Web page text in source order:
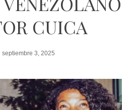
CUICA
septiembre 3, 2025